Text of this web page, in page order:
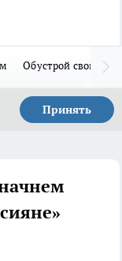
Обустрой свой дом
Принять